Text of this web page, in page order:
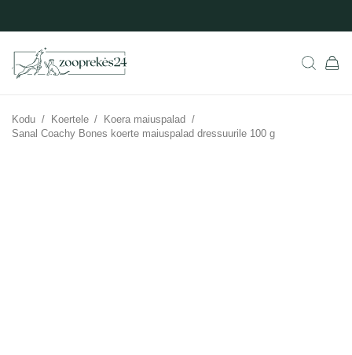
Kodu / Koertele / Koera maiuspalad /
Sanal Coachy Bones koerte maiuspalad dressuurile 100 g